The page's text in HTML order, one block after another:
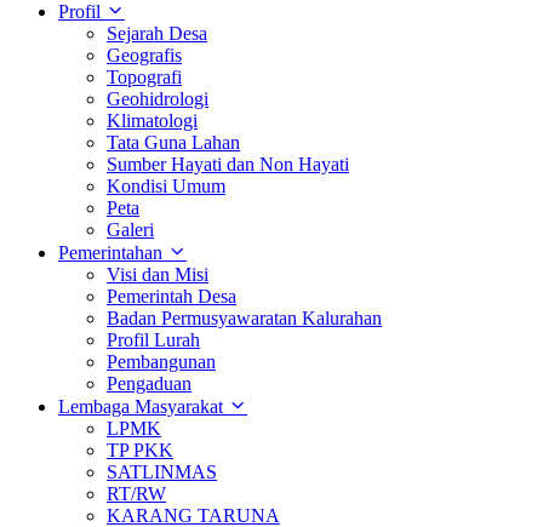
Profil
Sejarah Desa
Geografis
Topografi
Geohidrologi
Klimatologi
Tata Guna Lahan
Sumber Hayati dan Non Hayati
Kondisi Umum
Peta
Galeri
Pemerintahan
Visi dan Misi
Pemerintah Desa
Badan Permusyawaratan Kalurahan
Profil Lurah
Pembangunan
Pengaduan
Lembaga Masyarakat
LPMK
TP PKK
SATLINMAS
RT/RW
KARANG TARUNA